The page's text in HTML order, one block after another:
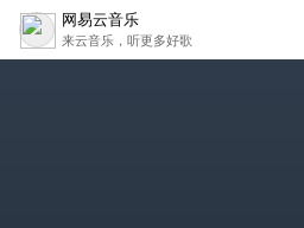
网易云音乐
来云音乐，听更多好歌